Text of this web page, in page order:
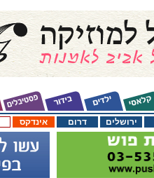
אינדקס דרום ירושלים